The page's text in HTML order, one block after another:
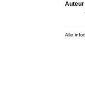
Auteur
Alle